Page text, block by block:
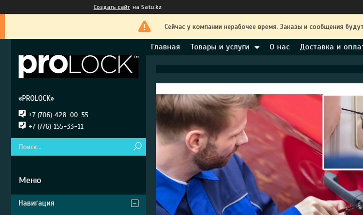
Создать сайт на Satu.kz
Сейчас у компании нерабочее время. Заказы и сообщения
Главная Товары и услуги О нас Доставка и
«PROLOCK»
+7 (706) 428-00-55
+7 (776) 155-33-11
Навигация